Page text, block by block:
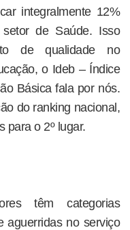
integralmente 12%
de Saúde. Isso
de qualidade no
o Ideb – Índice
Básica fala por nós.
do ranking nacional,
para o 2º lugar.
têm categorias
aguerridas no serviço